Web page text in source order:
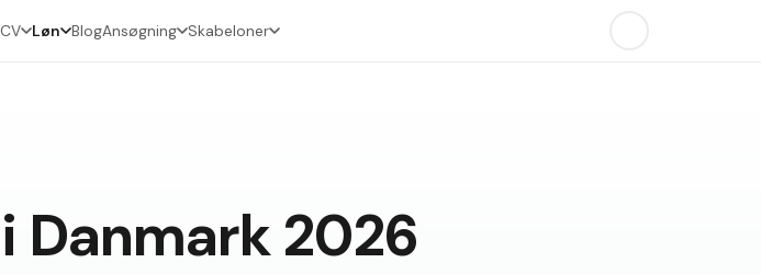
Løn BlogAnsøgning Skabeloner
Danmark 2026